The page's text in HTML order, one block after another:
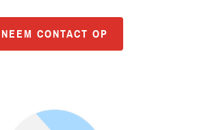
NEEM CONTACT OP